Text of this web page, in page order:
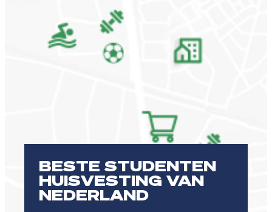
BESTE STUDENTEN
HUISVESTING VAN
NEDERLAND